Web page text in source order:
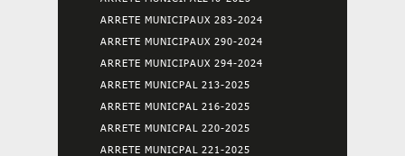
ARRETE MUNICIPAUX 283-2024
ARRETE MUNICIPAUX 290-2024
ARRETE MUNICIPAUX 294-2024
ARRETE MUNICPAL 213-2025
ARRETE MUNICPAL 216-2025
ARRETE MUNICPAL 220-2025
ARRETE MUNICPAL 221-2025